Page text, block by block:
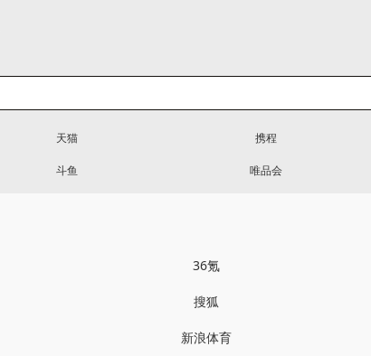
天猫 携程
斗鱼 唯品会
36氪
搜狐
新浪体育